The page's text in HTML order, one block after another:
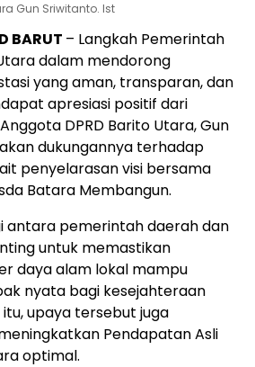
Gun Sriwitanto. Ist
BARUT – Langkah Pemerintah
dalam mendorong
yang aman, transparan, dan
apresiasi positif dari
DPRD Barito Utara, Gun
dukungannya terhadap
penyelarasan visi bersama
Batara Membangun.
antara pemerintah daerah dan
untuk memastikan
daya alam lokal mampu
nyata bagi kesejahteraan
upaya tersebut juga
Pendapatan Asli
optimal.